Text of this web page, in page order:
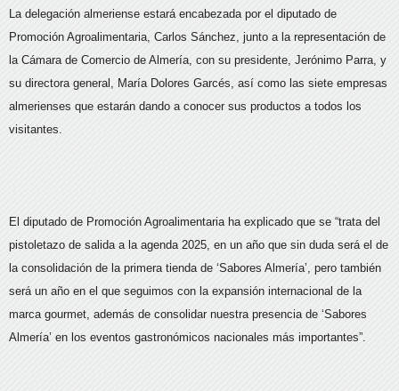
La delegación almeriense estará encabezada por el diputado de
Promoción Agroalimentaria, Carlos Sánchez, junto a la representación de
la Cámara de Comercio de Almería, con su presidente, Jerónimo Parra, y
su directora general, María Dolores Garcés, así como las siete empresas
almerienses que estarán dando a conocer sus productos a todos los
visitantes.
El diputado de Promoción Agroalimentaria ha explicado que se “trata del
pistoletazo de salida a la agenda 2025, en un año que sin duda será el de
la consolidación de la primera tienda de ‘Sabores Almería’, pero también
será un año en el que seguimos con la expansión internacional de la
marca gourmet, además de consolidar nuestra presencia de ‘Sabores
Almería’ en los eventos gastronómicos nacionales más importantes”.